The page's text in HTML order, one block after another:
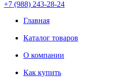
+7 (988) 243-28-24
Главная
Каталог товаров
О компании
Как купить